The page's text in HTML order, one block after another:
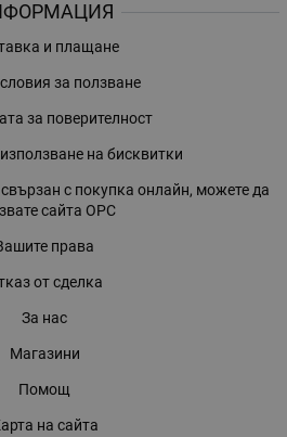
и плащане
за ползване
за поверителност
на бисквитки
с покупка онлайн, можете да
сайта ОРС
права
от сделка
За нас
Магазини
Помощ
на сайта